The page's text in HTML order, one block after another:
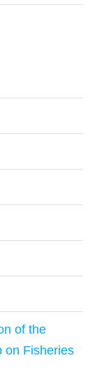
of the
on Fisheries